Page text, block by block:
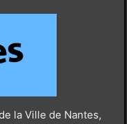
la Ville de Nantes,